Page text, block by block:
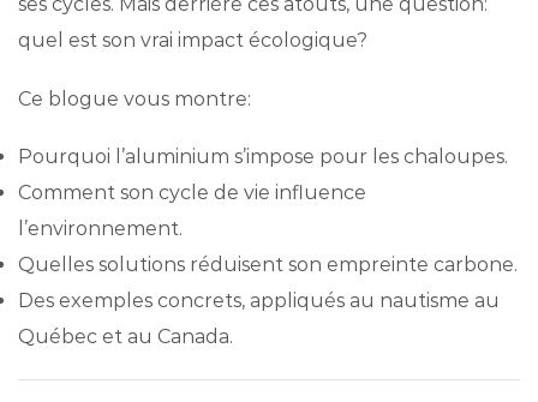
ses cycles. Mais derrière ces atouts, une question:
quel est son vrai impact écologique?
Ce blogue vous montre:
Pourquoi l’aluminium s’impose pour les chaloupes.
Comment son cycle de vie influence
l’environnement.
Quelles solutions réduisent son empreinte carbone.
Des exemples concrets, appliqués au nautisme au
Québec et au Canada.